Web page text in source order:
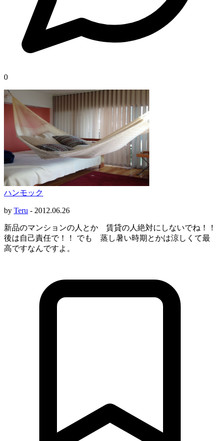
0
ハンモック
by Teru - 2012.06.26
新品のマンションの人とか 賃貸の人絶対にしないでね！！
後は自己責任で！！ でも 蒸し暑い時期とかは涼しくて最
高ですなんですよ。